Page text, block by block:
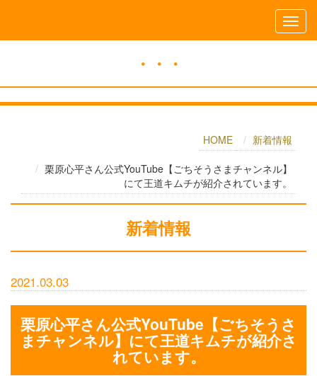
・・・
HOME 新着情報
栗原心平さん公式YouTube【ごちそうさまチャンネル】
にて王道キムチが紹介されています。
新着情報
2021.03.03
栗原心平さん公式YouTube【ごちそうさ
まチャンネル】にて王道キムチが紹介さ
れています。